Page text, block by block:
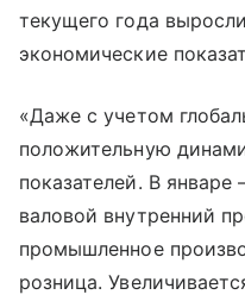
текущего года
экономические
«Даже с учетом
положительную
показателей. В
валовой внутренний
промышленное
розница.